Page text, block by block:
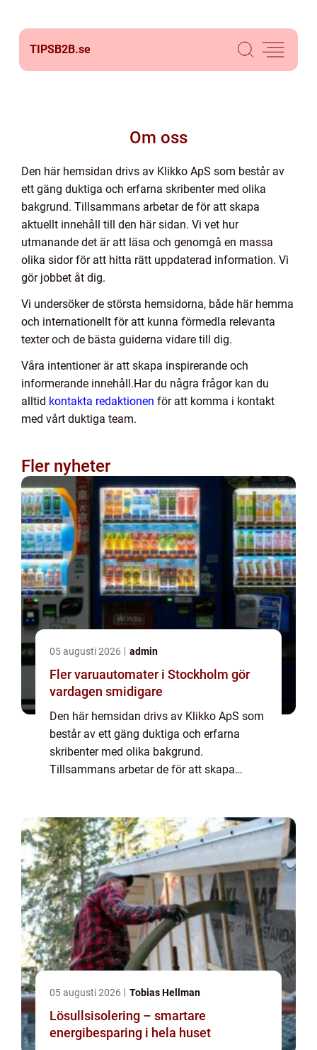
TIPSB2B.se
Om oss
Den här hemsidan drivs av Klikko ApS som består av
ett gäng duktiga och erfarna skribenter med olika
bakgrund. Tillsammans arbetar de för att skapa
aktuellt innehåll till den här sidan. Vi vet hur
utmanande det är att läsa och genomgå en massa
olika sidor för att hitta rätt uppdaterad information. Vi
gör jobbet åt dig.
Vi undersöker de största hemsidorna, både här hemma
och internationellt för att kunna förmedla relevanta
texter och de bästa guiderna vidare till dig.
Våra intentioner är att skapa inspirerande och
informerande innehåll.Har du några frågor kan du
alltid kontakta redaktionen för att komma i kontakt
med vårt duktiga team.
Fler nyheter
05 augusti 2026 admin
Fler varuautomater i Stockholm gör
vardagen smidigare
Den här hemsidan drivs av Klikko ApS som
består av ett gäng duktiga och erfarna
skribenter med olika bakgrund.
Tillsammans arbetar de för att skapa
massa olika ...
05 augusti 2026 Tobias Hellman
Lösullsisolering – smartare
energibesparing i hela huset